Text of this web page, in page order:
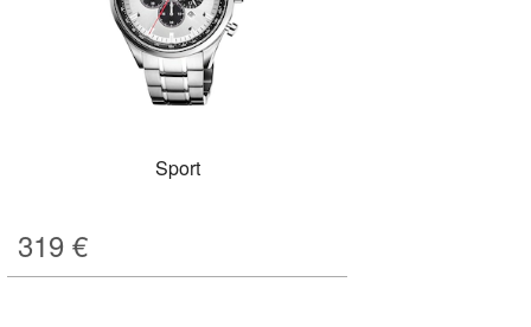
Sport
319 €